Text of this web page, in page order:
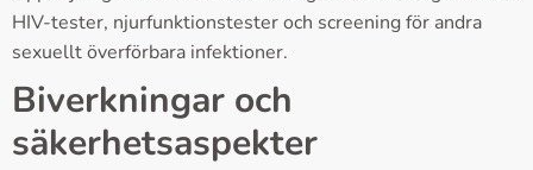
HIV-tester, njurfunktionstester och screening för andra
sexuellt överförbara infektioner.
Biverkningar och
säkerhetsaspekter